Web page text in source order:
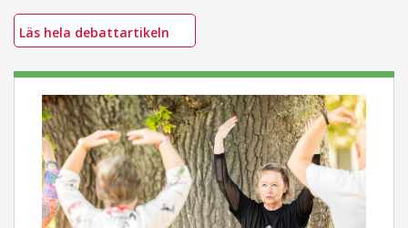
Läs hela debattartikeln